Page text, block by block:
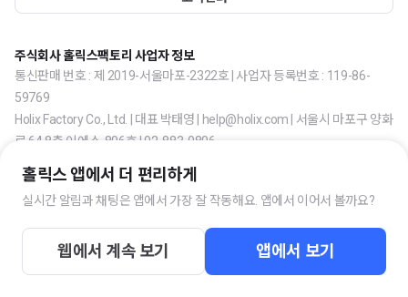
주식회사 홀릭스팩토리 사업자 정보
통신판매 번호 : 제 2019-서울마포-2322호 | 사업자 등록번호 : 119-86-
59769
Holix Factory Co., Ltd. | 대표 박태영 | help@holix.com | 서울시 마포구 양화
로 64 8층 이에스-806호 | 02-883-0806
홀릭스 앱에서 더 편리하게
실시간 알림과 채팅은 앱에서 가장 잘 작동해요. 앱에서 이어서 볼까요?
웹에서 계속 보기 앱에서 보기